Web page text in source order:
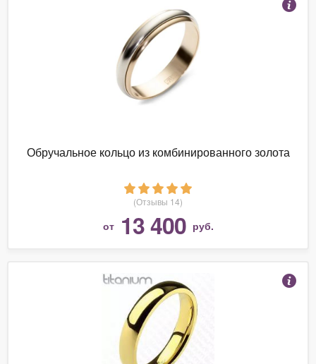
Обручальное кольцо из комбинированного золота
(Отзывы 14)
от 13 400 руб.